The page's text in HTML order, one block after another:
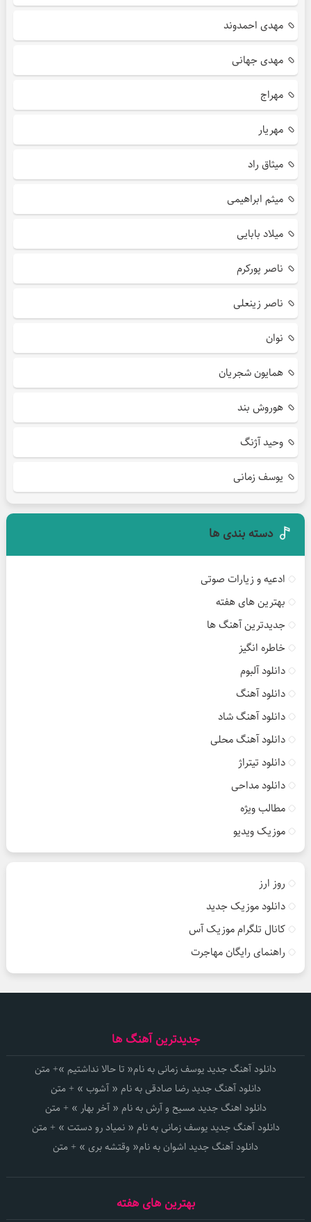
مهدی احمدوند
مهدی جهانی
مهراج
مهریار
میثاق راد
میثم ابراهیمی
میلاد بابایی
ناصر پورکرم
ناصر زینعلی
نوان
همایون شجریان
هوروش بند
وحید آژنگ
یوسف زمانی
دسته بندی ها
ادعیه و زیارات صوتی
بهترین های هفته
جدیدترین آهنگ ها
خاطره انگیز
دانلود آلبوم
دانلود آهنگ
دانلود آهنگ شاد
دانلود آهنگ محلی
دانلود تیتراژ
دانلود مداحی
مطالب ویژه
موزیک ویدیو
روز ارز
دانلود موزیک جدید
کانال تلگرام موزیک آس
راهنمای رایگان مهاجرت
جدیدترین آهنگ ها
دانلود آهنگ جدید یوسف زمانی به نام« تا حالا نداشتیم »+ متن
دانلود آهنگ جدید رضا صادقی به نام « آشوب » + متن
دانلود اهنگ جدید مسیح و آرش به نام « آخر بهار » + متن
دانلود آهنگ جدید یوسف زمانی به نام « نمیاد رو دستت » + متن
دانلود آهنگ جدید اشوان به نام« وقتشه بری » + متن
بهترین های هفته